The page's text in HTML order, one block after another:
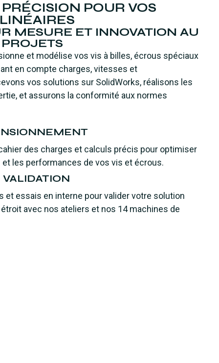
POUR VOS
MESURE ET INNOVATION AU
et modélise vos vis à billes, écrous spéciaux
en compte charges, vitesses et
vos solutions sur SolidWorks, réalisons les
et assurons la conformité aux normes
des charges et calculs précis pour optimiser
et les performances de vos vis et écrous.
et essais en interne pour valider votre solution
avec nos ateliers et nos 14 machines de